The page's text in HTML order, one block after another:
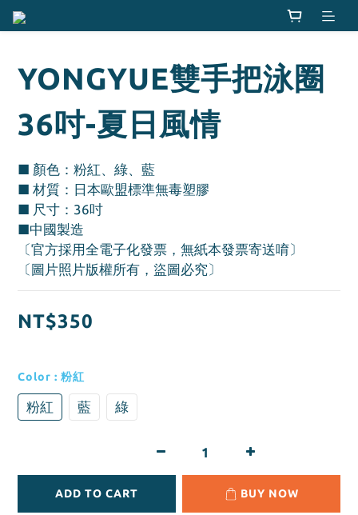
YONGYUE雙手把泳圈
36吋-夏日風情
■ 顏色：粉紅、綠、藍
■ 材質：日本歐盟標準無毒塑膠
■ 尺寸：36吋
■中國製造
〔官方採用全電子化發票，無紙本發票寄送唷〕
〔圖片照片版權所有，盜圖必究〕
NT$350
Color : 粉紅
粉紅 藍 綠
ADD TO CART BUY NOW